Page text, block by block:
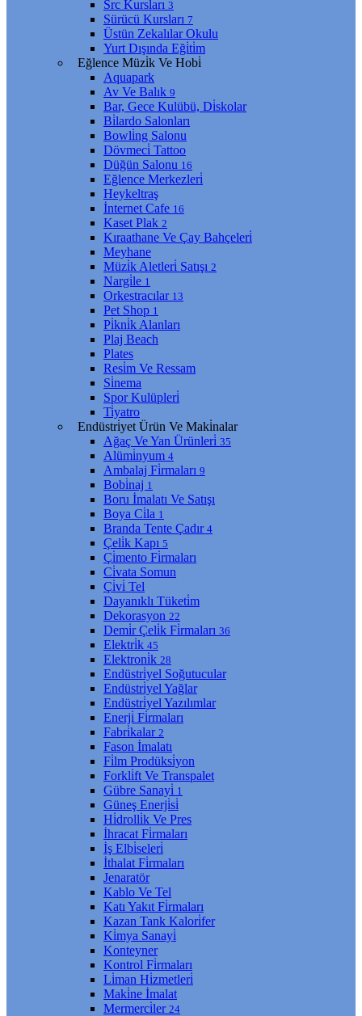
Src Kursları 3
Sürücü Kursları 7
Üstün Zekalılar Okulu
Yurt Dışında Eği̇ti̇m
Eğlence Müzi̇k Ve Hobi̇
Aquapark
Av Ve Balık 9
Bar, Gece Kulübü, Di̇skolar
Bi̇lardo Salonları
Bowli̇ng Salonu
Dövmeci̇ Tattoo
Düğün Salonu 16
Eğlence Merkezleri̇
Heykeltraş
İnternet Cafe 16
Kaset Plak 2
Kıraathane Ve Çay Bahçeleri̇
Meyhane
Müzi̇k Aletleri̇ Satışı 2
Nargi̇le 1
Orkestracılar 13
Pet Shop 1
Pi̇kni̇k Alanları
Plaj Beach
Plates
Resi̇m Ve Ressam
Si̇nema
Spor Kulüpleri̇
Ti̇yatro
Endüstri̇yet Ürün Ve Maki̇nalar
Ağaç Ve Yan Ürünleri̇ 35
Alümi̇nyum 4
Ambalaj Fi̇rmaları 9
Bobi̇naj 1
Boru İmalatı Ve Satışı
Boya Ci̇la 1
Branda Tente Çadır 4
Çeli̇k Kapı 5
Çi̇mento Fi̇rmaları
Ci̇vata Somun
Çi̇vi̇ Tel
Dayanıklı Tüketi̇m
Dekorasyon 22
Demi̇r Çeli̇k Fi̇rmaları 36
Elektri̇k 45
Elektroni̇k 28
Endüstri̇yel Soğutucular
Endüstri̇yel Yağlar
Endüstri̇yel Yazılımlar
Enerji̇ Fi̇rmaları
Fabri̇kalar 2
Fason İmalatı
Fi̇lm Prodüksi̇yon
Forkli̇ft Ve Transpalet
Gübre Sanayi̇ 1
Güneş Enerji̇si̇
Hi̇drolli̇k Ve Pres
İhracat Fi̇rmaları
İş Elbi̇seleri̇
İthalat Fi̇rmaları
Jenaratör
Kablo Ve Tel
Katı Yakıt Fi̇rmaları
Kazan Tank Kalori̇fer
Ki̇mya Sanayi̇
Konteyner
Kontrol Fi̇rmaları
Li̇man Hi̇zmetleri̇
Maki̇ne İmalat
Mermerci̇ler 24